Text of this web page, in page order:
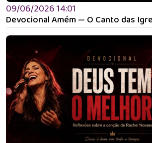
09/06/2026 14:01
Devocional Amém — O Canto das